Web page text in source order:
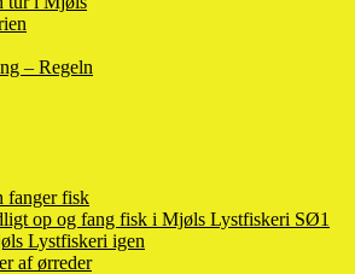
– Regeln
fanger fisk
op og fang fisk i Mjøls Lystfiskeri SØ1
Lystfiskeri igen
af ørreder